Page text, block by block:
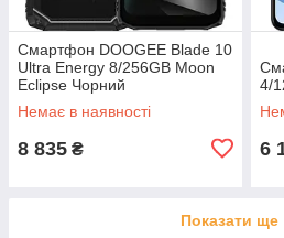
Смартфон DOOGEE Blade 10
Ultra Energy 8/256GB Moon
Eclipse Чорний
Немає в наявності
8 835 ₴
4/
6
Показати ще